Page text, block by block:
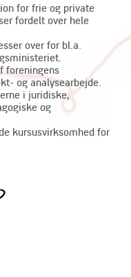
for frie og private
fordelt over hele
over for bl.a.
foreningens
og analysearbejde.
i juridiske,
og
kursusvirksomhed for